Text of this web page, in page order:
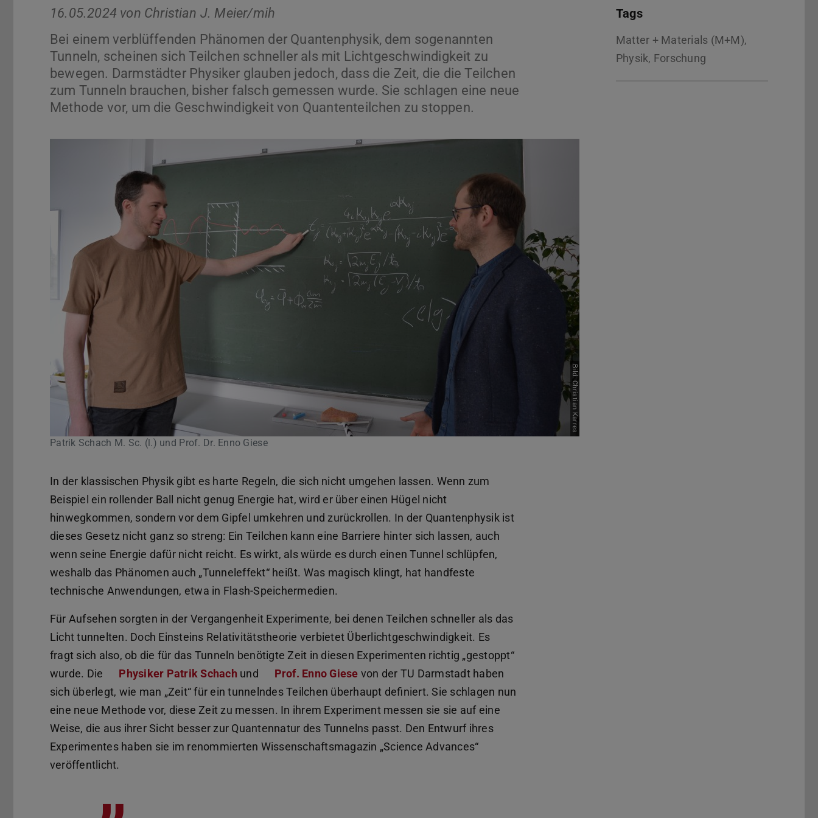
16.05.2024 von Christian J. Meier/mih
Bei einem verblüffenden Phänomen der Quantenphysik, dem sogenannten
Tunneln, scheinen sich Teilchen schneller als mit Lichtgeschwindigkeit zu
bewegen. Darmstädter Physiker glauben jedoch, dass die Zeit, die die Teilchen
zum Tunneln brauchen, bisher falsch gemessen wurde. Sie schlagen eine neue
Methode vor, um die Geschwindigkeit von Quantenteilchen zu stoppen.
Bild: Christian Karres
Patrik Schach M. Sc. (l.) und Prof. Dr. Enno Giese
In der klassischen Physik gibt es harte Regeln, die sich nicht umgehen lassen. Wenn zum
Beispiel ein rollender Ball nicht genug Energie hat, wird er über einen Hügel nicht
hinwegkommen, sondern vor dem Gipfel umkehren und zurückrollen. In der Quantenphysik ist
dieses Gesetz nicht ganz so streng: Ein Teilchen kann eine Barriere hinter sich lassen, auch
wenn seine Energie dafür nicht reicht. Es wirkt, als würde es durch einen Tunnel schlüpfen,
weshalb das Phänomen auch „Tunneleffekt“ heißt. Was magisch klingt, hat handfeste
technische Anwendungen, etwa in Flash-Speichermedien.
Für Aufsehen sorgten in der Vergangenheit Experimente, bei denen Teilchen schneller als das
Licht tunnelten. Doch Einsteins Relativitätstheorie verbietet Überlichtgeschwindigkeit. Es
fragt sich also, ob die für das Tunneln benötigte Zeit in diesen Experimenten richtig „gestoppt“
wurde. Die
Physiker Patrik Schach und Prof. Enno Giese von der TU Darmstadt haben
sich überlegt, wie man „Zeit“ für ein tunnelndes Teilchen überhaupt definiert. Sie schlagen nun
eine neue Methode vor, diese Zeit zu messen. In ihrem Experiment messen sie sie auf eine
Weise, die aus ihrer Sicht besser zur Quantennatur des Tunnelns passt. Den Entwurf ihres
Experimentes haben sie im renommierten Wissenschaftsmagazin „Science Advances“
veröffentlicht.
Tags
Matter + Materials (M+M),
Physik, Forschung